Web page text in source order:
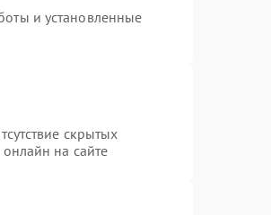
и установленные
скрытых
на сайте